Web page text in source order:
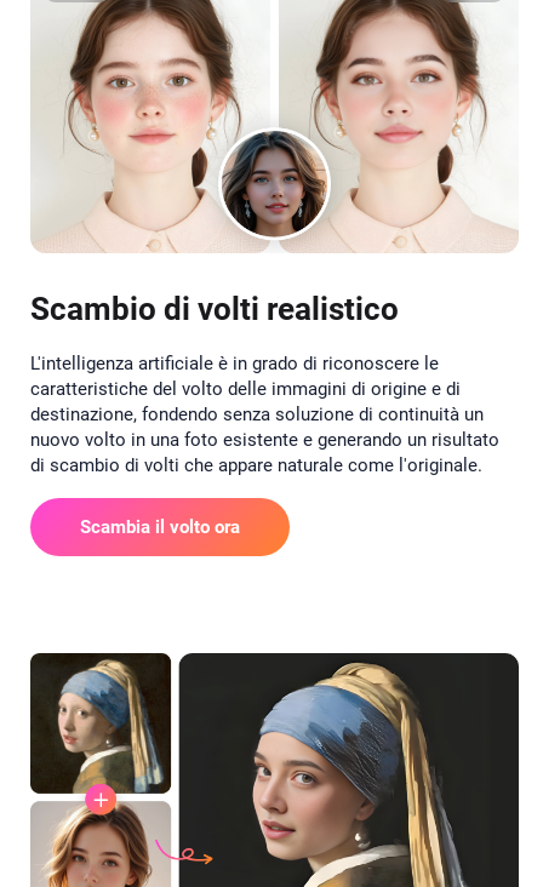
Scambio di volti realistico
L'intelligenza artificiale è in grado di riconoscere le
caratteristiche del volto delle immagini di origine e di
destinazione, fondendo senza soluzione di continuità un
nuovo volto in una foto esistente e generando un risultato
di scambio di volti che appare naturale come l'originale.
Scambia il volto ora